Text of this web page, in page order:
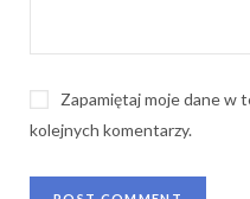
Zapamiętaj moje dane w
kolejnych komentarzy.